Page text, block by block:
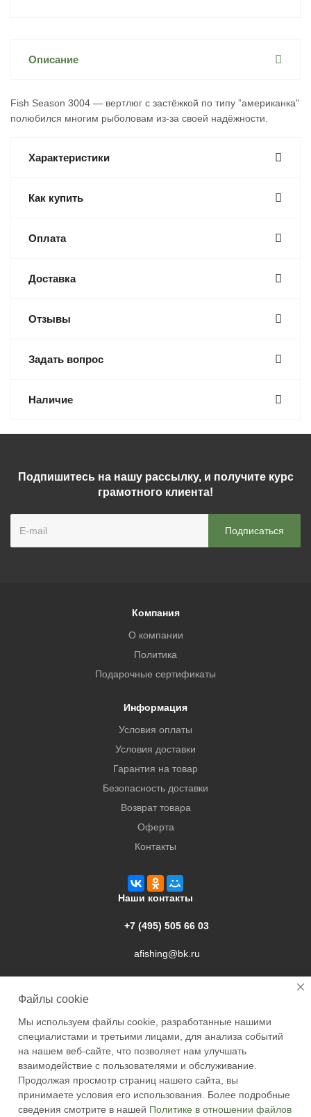
Описание
Fish Season 3004 — вертлюг с застёжкой по типу ”американка"
полюбился многим рыболовам из-за своей надёжности.
Характеристики
Как купить
Оплата
Доставка
Отзывы
Задать вопрос
Наличие
Подпишитесь на нашу рассылку, и получите курс
грамотного клиента!
Компания
О компании
Политика
Подарочные сертификаты
Информация
Условия оплаты
Условия доставки
Гарантия на товар
Безопасность доставки
Возврат товара
Оферта
Контакты
Наши контакты
+7 (495) 505 66 03
afishing@bk.ru
2026 © Academyfishing - продажа товаров для рыбалки по
Москве и России
Файлы cookie
Мы используем файлы cookie, разработанные нашими
специалистами и третьими лицами, для анализа событий
на нашем веб-сайте, что позволяет нам улучшать
взаимодействие с пользователями и обслуживание.
Продолжая просмотр страниц нашего сайта, вы
принимаете условия его использования. Более подробные
сведения смотрите в нашей Политике в отношении файлов